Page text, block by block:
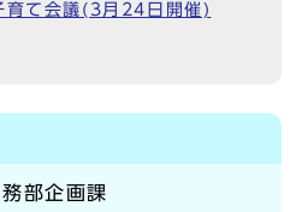
て会議(3月24日開催)
部企画課